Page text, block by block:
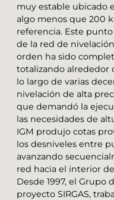
muy estable ubicado
algo menos que 200
referencia. Este
de la red de
orden ha sido
totalizando alrededor
lo largo de varias
nivelación de alta
que demandó la
las necesidades de
IGM produjo cotas
los desniveles entre
avanzando
red hacia el interior
Desde 1997, el Grupo
proyecto SIRGAS,